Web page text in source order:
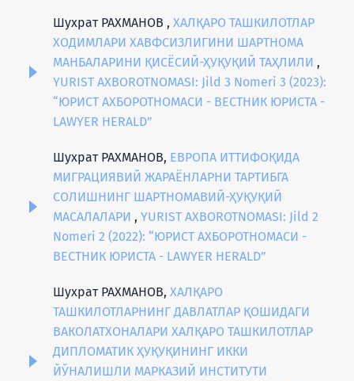
Шухрат РАХМАНОВ , ХАЛҚАРО ТАШКИЛОТЛАР
ХОДИМЛАРИ ХАВФСИЗЛИГИНИ ШАРТНОМА
МАНБАЛАРИНИ ҚИСЁСИЙ-ҲУҚУҚИЙ ТАҲЛИЛИ ,
YURIST AXBOROTNOMASI: Jild 3 Nomeri 3 (2023):
“ЮРИСТ АХБОРОТНОМАСИ - ВЕСТНИК ЮРИСТА -
LAWYER HERALD”
Шухрат РАХМАНОВ, ЕВРОПА ИТТИФОҚИДА
МИГРАЦИЯВИЙ ЖАРАЁНЛАРНИ ТАРТИБГА
СОЛИШНИНГ ШАРТНОМАВИЙ-ҲУҚУҚИЙ
МАСАЛАЛАРИ , YURIST AXBOROTNOMASI: Jild 2
Nomeri 2 (2022): “ЮРИСТ АХБОРОТНОМАСИ -
ВЕСТНИК ЮРИСТА - LAWYER HERALD”
Шухрат РАХМАНОВ, ХАЛҚАРО
ТАШКИЛОТЛАРНИНГ ДАВЛАТЛАР ҚОШИДАГИ
ВАКОЛАТХОНАЛАРИ ХАЛҚАРО ТАШКИЛОТЛАР
ДИПЛОМАТИК ҲУҚУҚИНИНГ ИККИ
ЙЎНАЛИШЛИ МАРКАЗИЙ ИНСТИТУТИ